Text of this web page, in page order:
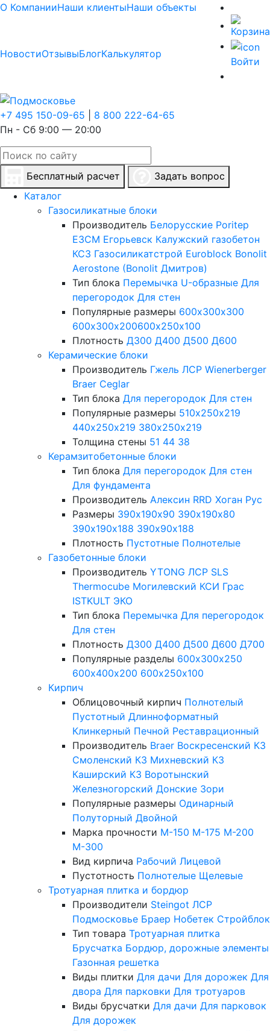
О КомпанииНаши клиентыНаши объекты
НовостиОтзывыБлогКалькулятор
Войти
+7 495 150-09-65
8 800 222-64-65
Пн - Сб 9:00 — 20:00
Бесплатный расчет
Задать вопрос
Каталог
Газосиликатные блоки
Производитель Белорусские Poritep
ЕЗСМ Егорьевск Калужский газобетон
КСЗ Газосиликатстрой Euroblock Bonolit
Aerostone (Bonolit Дмитров)
Тип блока Перемычка U-образные Для
перегородок Для стен
Популярные размеры 600х300х300
600х300х200600х250х100
Плотность Д300 Д400 Д500 Д600
Керамические блоки
Производитель Гжель ЛСР Wienerberger
Braer Ceglar
Тип блока Для перегородок Для стен
Популярные размеры 510х250х219
440х250х219 380х250х219
Толщина стены 51 44 38
Керамзитобетонные блоки
Тип блока Для перегородок Для стен
Для фундамента
Производитель Алексин RRD Хоган Рус
Размеры 390х190х90 390х190х80
390х190х188 390х90х188
Плотность Пустотные Полнотелые
Газобетонные блоки
Производитель YTONG ЛСР SLS
Thermocube Могилевский КСИ Грас
ISTKULT ЭКО
Тип блока Перемычка Для перегородок
Для стен
Плотность Д300 Д400 Д500 Д600 Д700
Популярные разделы 600х300х250
600х400х200 600х250х100
Кирпич
Облицовочный кирпич Полнотелый
Пустотный Длинноформатный
Клинкерный Печной Реставрационный
Производитель Braer Воскресенский КЗ
Смоленский КЗ Михневский КЗ
Каширский КЗ Воротынский
Железногорский Донские Зори
Популярные размеры Одинарный
Полуторный Двойной
Марка прочности М-150 М-175 М-200
М-300
Вид кирпича Рабочий Лицевой
Пустотность Полнотелые Щелевые
Тротуарная плитка и бордюр
Производители Steingot ЛСР
Подмосковье Браер Нобетек Стройблок
Тип товара Тротуарная плитка
Брусчатка Бордюр, дорожные элементы
Газонная решетка
Виды плитки Для дачи Для дорожек Для
двора Для парковки Для тротуаров
Виды брусчатки Для дачи Для парковок
Для дорожек